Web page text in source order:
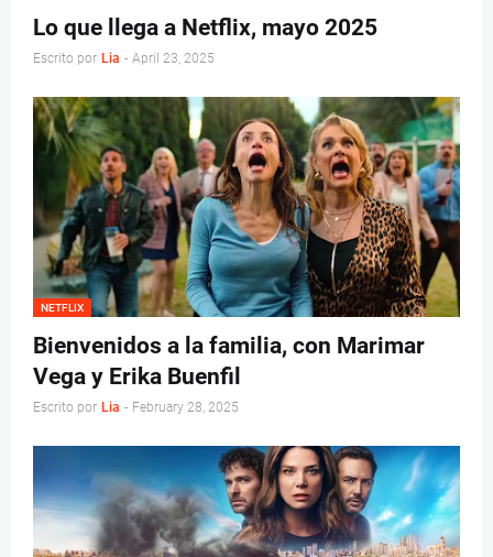
Lo que llega a Netflix, mayo 2025
Escrito por Lia - April 23, 2025
NETFLIX
Bienvenidos a la familia, con Marimar
Vega y Erika Buenfil
Escrito por Lia - February 28, 2025